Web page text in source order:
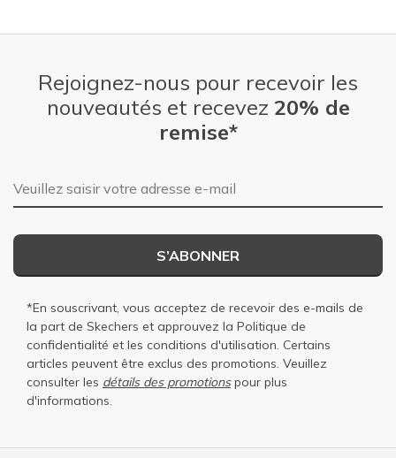
Rejoignez-nous pour recevoir les
nouveautés et recevez 20% de
remise*
Adresse e-mail
S’ABONNER
*En souscrivant, vous acceptez de recevoir des e-mails de
la part de Skechers et approuvez la Politique de
confidentialité et les conditions d'utilisation. Certains
articles peuvent être exclus des promotions. Veuillez
consulter les détails des promotionspour plus
d'informations.